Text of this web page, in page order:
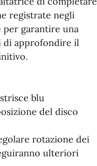
registrate negli
garantire una
di approfondire il
blu
del disco
rotazione dei
ulteriori